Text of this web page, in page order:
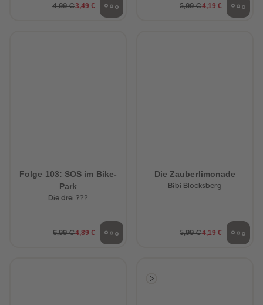
4,99 €3,49 € 5,99 €4,19 €
Folge 103: SOS im Bike-
Park
Die drei ???
6,99 €4,89 €
Die Zauberlimonade
Bibi Blocksberg
5,99 €4,19 €